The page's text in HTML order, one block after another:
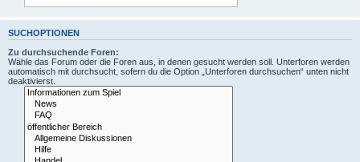
SUCHOPTIONEN
Zu durchsuchende Foren:
Wähle das Forum oder die Foren aus, in denen gesucht werden soll. Unterforen werden
automatisch mit durchsucht, sofern du die Option „Unterforen durchsuchen“ unten nicht
deaktivierst.